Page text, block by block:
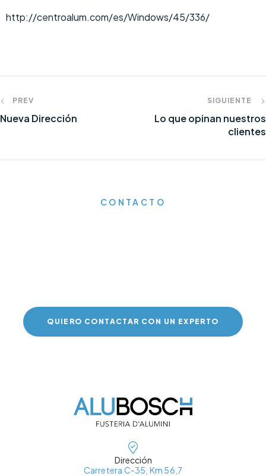
http://centroalum.com/es/Windows/45/336/
PREV
Nueva Dirección
SIGUIENTE
Lo que opinan nuestros
clientes
CONTACTO
QUIERO CONTACTAR CON UN EXPERTO
Dirección
Carretera C-35, Km 56,7